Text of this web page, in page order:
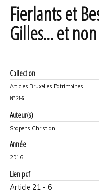
Fierlants et
Gilles... et
Collection
Articles Bruxelles Patrimoines
N° 21-6
Auteur(s)
Spapens Christian
Année
2016
Lien pdf
Article 21 - 6